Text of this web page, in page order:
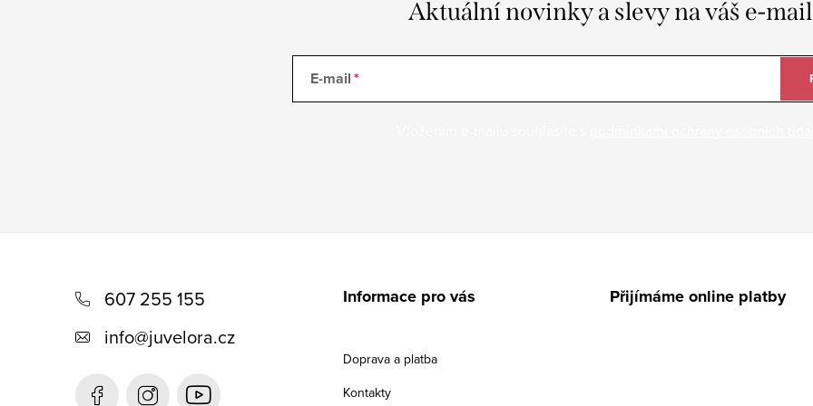
Aktuální novinky a slevy na váš e-mail
E-mail
607 255 155
info@juvelora.cz
Informace pro vás
Doprava a platba
Kontakty
Přijímáme online platby